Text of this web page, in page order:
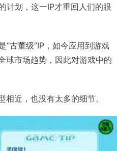
计划，这一IP才重回人们的眼
“古董级”IP，如今应用到游戏
球市场趋势，因此对游戏中的
近，也没有太多的细节。